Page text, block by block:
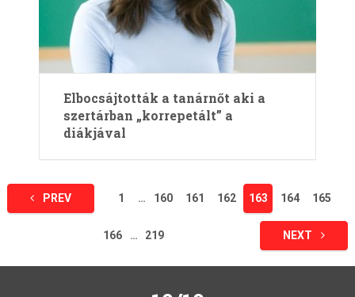
Elbocsájtották a tanárnőt aki a
szertárban „korrepetált” a
diákjával
Bejegyzések
lapozása
PREV 1 … 160 161 162 163 164 165
166 … 219 NEXT